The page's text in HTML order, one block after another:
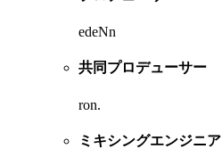
edeNn
共同プロデューサー
ron.
ミキシングエンジニア